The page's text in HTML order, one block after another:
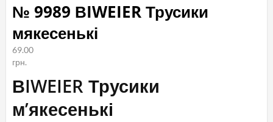
№ 9989 ВIWEIER Трусики
мякесенькі
69.00
грн.
ВIWEIER Трусики
м’якесенькі